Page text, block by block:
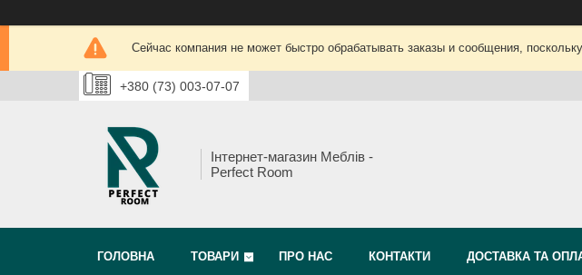
Сейчас компания не может быстро обрабатывать заказы и сообщения,
+380 (73) 003-07-07
Інтернет-магазин Меблів -
Perfect Room
ГОЛОВНА ТОВАРИ ПРО НАС КОНТАКТИ ДОСТАВКА ТА